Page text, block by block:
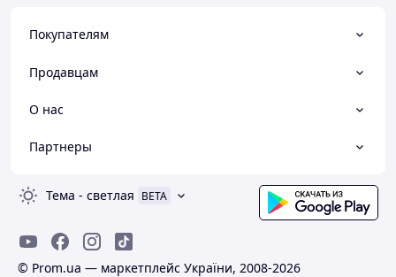
Покупателям
Продавцам
О нас
Партнеры
Тема - светлая BETA
© Prom.ua — маркетплейс України, 2008-2026